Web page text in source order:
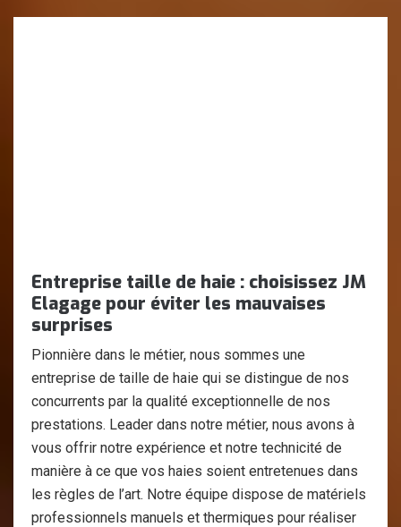
Entreprise taille de haie : choisissez JM
Elagage pour éviter les mauvaises
surprises
Pionnière dans le métier, nous sommes une
entreprise de taille de haie qui se distingue de nos
concurrents par la qualité exceptionnelle de nos
prestations. Leader dans notre métier, nous avons à
vous offrir notre expérience et notre technicité de
manière à ce que vos haies soient entretenues dans
les règles de l’art. Notre équipe dispose de matériels
professionnels manuels et thermiques pour réaliser